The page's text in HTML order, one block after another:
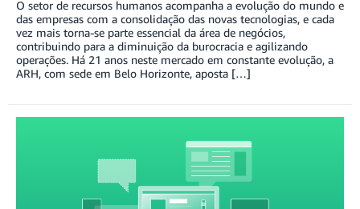
O setor de recursos humanos acompanha a evolução do mundo e
das empresas com a consolidação das novas tecnologias, e cada
vez mais torna-se parte essencial da área de negócios,
contribuindo para a diminuição da burocracia e agilizando
operações. Há 21 anos neste mercado em constante evolução, a
ARH, com sede em Belo Horizonte, aposta […]